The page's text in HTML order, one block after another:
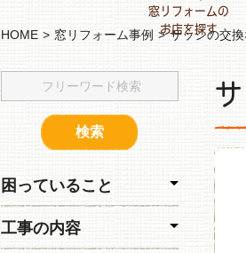
窓リフォームの
お店を探す
HOME 窓リフォーム事例 サッシの交
困っていること
工事の内容